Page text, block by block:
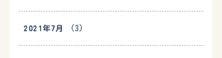
2021年7月 (3)